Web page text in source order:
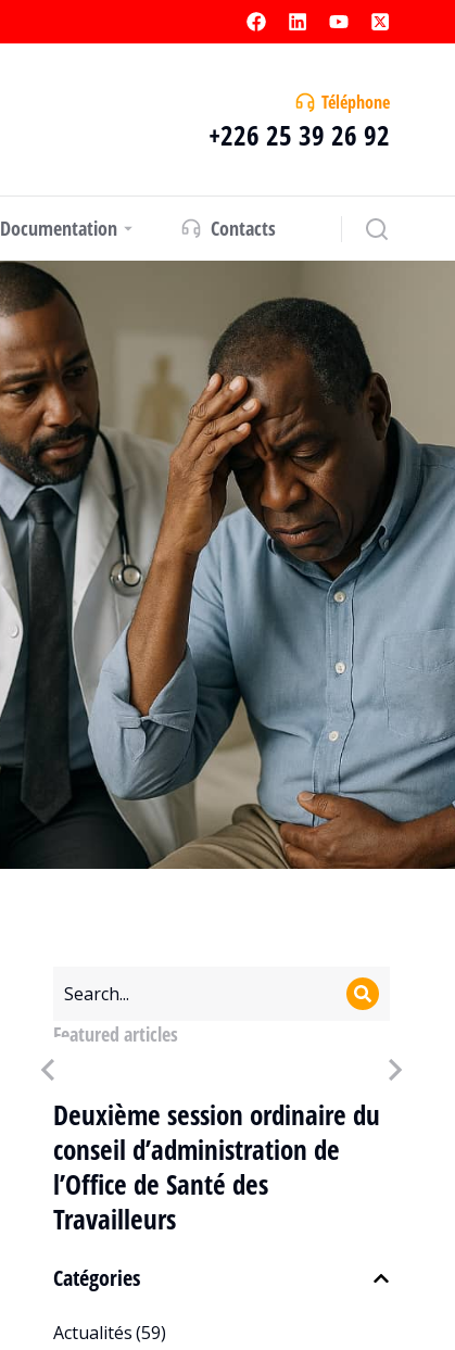
Téléphone
+226 25 39 26 92
Documentation Contacts
Featured articles
Deuxième session ordinaire du
conseil d’administration de
l’Office de Santé des
Travailleurs
Catégories
Actualités(59)